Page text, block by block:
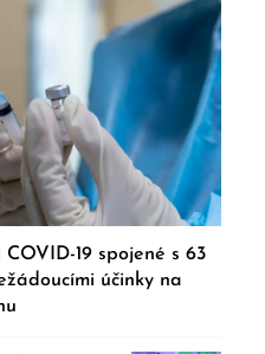
19 spojené s 63
účinky na